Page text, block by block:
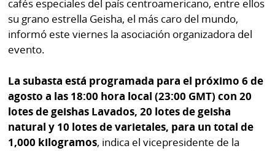
digital
Luctuosas
lector
Buenas
OTROS
SITIOS
Metro Mi
cafés especiales del país centroamericano, entre ellos
su grano estrella Geisha, el más caro del mundo,
informó este viernes la asociación organizadora del
evento.
La subasta está programada para el próximo 6 de
agosto a las 18:00 hora local (23:00 GMT) con 20
lotes de geishas Lavados, 20 lotes de geisha
natural y 10 lotes de varietales, para un total de
1,000 kilogramos, indica el vicepresidente de la